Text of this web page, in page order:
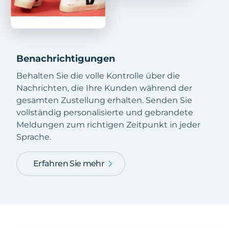
Benachrichtigungen
Behalten Sie die volle Kontrolle über die
Nachrichten, die Ihre Kunden während der
gesamten Zustellung erhalten. Senden Sie
vollständig personalisierte und gebrandete
Meldungen zum richtigen Zeitpunkt in jeder
Sprache.
Erfahren Sie mehr